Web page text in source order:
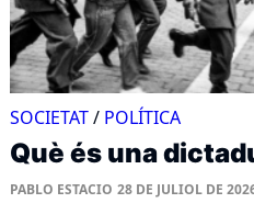
SOCIETAT/ POLÍTICA
Què és una
PABLO ESTACIO 28 DE JULIOL DE